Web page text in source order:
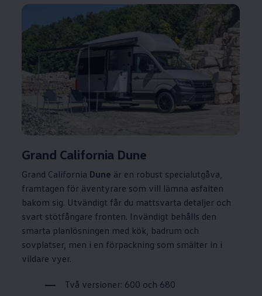
Grand California Dune
Grand California Dune är en robust specialutgåva,
framtagen för äventyrare som vill lämna asfalten
bakom sig. Utvändigt får du mattsvarta detaljer och
svart stötfångare fronten. Invändigt behålls den
smarta planlösningen med kök, badrum och
sovplatser, men i en förpackning som smälter in i
vildare vyer.
Två versioner: 600 och 680